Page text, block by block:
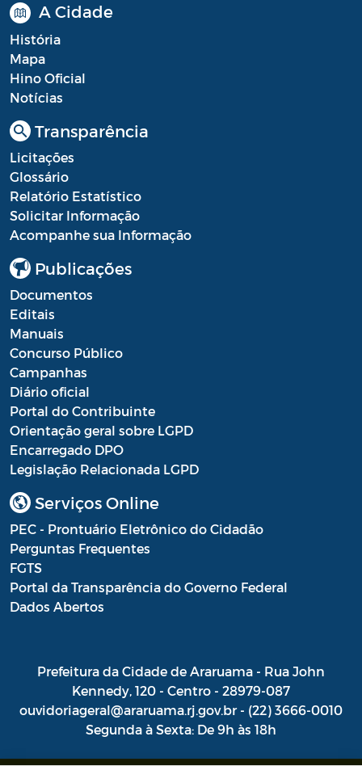
A Cidade
História
Mapa
Hino Oficial
Notícias
Transparência
Licitações
Glossário
Relatório Estatístico
Solicitar Informação
Acompanhe sua Informação
Publicações
Documentos
Editais
Manuais
Concurso Público
Campanhas
Diário oficial
Portal do Contribuinte
Orientação geral sobre LGPD
Encarregado DPO
Legislação Relacionada LGPD
Serviços Online
PEC - Prontuário Eletrônico do Cidadão
Perguntas Frequentes
FGTS
Portal da Transparência do Governo Federal
Dados Abertos
Prefeitura da Cidade de Araruama - Rua John
Kennedy, 120 - Centro - 28979-087
ouvidoriageral@araruama.rj.gov.br - (22) 3666-0010
Segunda à Sexta: De 9h às 18h